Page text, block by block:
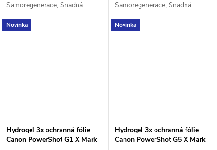
Samoregenerace, Snadná
aplikace, Maximální
citlivost, Odolnost proti
Samoregenerace, Snadná
aplikace, Maximální
citlivost, Odolnost proti
Novinka
Hydrogel 3x ochranná fólie
Canon PowerShot G1 X Mark
Novinka
Hydrogel 3x ochranná fólie
Canon PowerShot G5 X Mark